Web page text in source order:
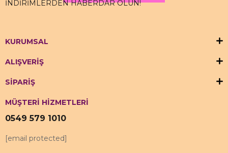
İNDİRİMLERDEN HABERDAR OLUN!
KURUMSAL
ALIŞVERİŞ
SİPARİŞ
MÜŞTERİ HİZMETLERİ
0549 579 1010
[email protected]